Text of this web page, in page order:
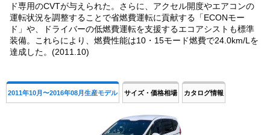
ド専用のCVTが与えられた。さらに、アクセル開度やエアコンの
運転状況を調整することで省燃費運転に貢献する「ECONモー
ド」や、ドライバーの低燃費運転を支援するエコアシストも標準
装備。これらにより、燃費性能は10・15モード燃費で24.0km/Lを
達成した。(2011.10)
2011年10月〜2016年08月生産モデル サイズ・価格相場 カタログ情報